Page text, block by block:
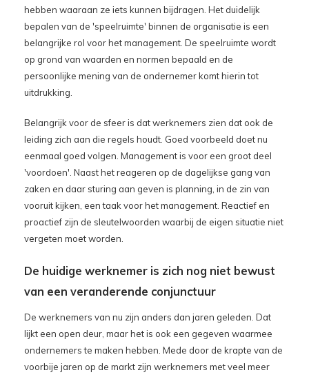
hebben waaraan ze iets kunnen bijdragen. Het duidelijk
bepalen van de 'speelruimte' binnen de organisatie is een
belangrijke rol voor het management. De speelruimte wordt
op grond van waarden en normen bepaald en de
persoonlijke mening van de ondernemer komt hierin tot
uitdrukking.
Belangrijk voor de sfeer is dat werknemers zien dat ook de
leiding zich aan die regels houdt. Goed voorbeeld doet nu
eenmaal goed volgen. Management is voor een groot deel
'voordoen'. Naast het reageren op de dagelijkse gang van
zaken en daar sturing aan geven is planning, in de zin van
vooruit kijken, een taak voor het management. Reactief en
proactief zijn de sleutelwoorden waarbij de eigen situatie niet
vergeten moet worden.
De huidige werknemer is zich nog niet bewust
van een veranderende conjunctuur
De werknemers van nu zijn anders dan jaren geleden. Dat
lijkt een open deur, maar het is ook een gegeven waarmee
ondernemers te maken hebben. Mede door de krapte van de
voorbije jaren op de markt zijn werknemers met veel meer